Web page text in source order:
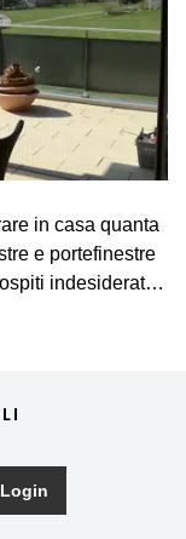
in casa quanta
e portefinestre
indesiderati,
minima e può
sereno. Se, oltre
Login